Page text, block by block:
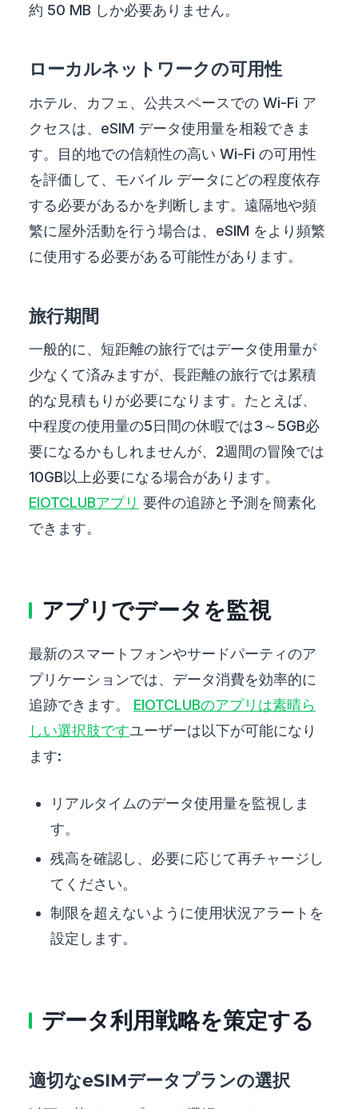
約 50 MB しか必要ありません。
ローカルネットワークの可用性
ホテル、カフェ、公共スペースでの Wi-Fi ア
クセスは、eSIM データ使用量を相殺できま
す。目的地での信頼性の高い Wi-Fi の可用性
を評価して、モバイル データにどの程度依存
する必要があるかを判断します。遠隔地や頻
繁に屋外活動を行う場合は、eSIM をより頻繁
に使用する必要がある可能性があります。
旅行期間
一般的に、短距離の旅行ではデータ使用量が
少なくて済みますが、長距離の旅行では累積
的な見積もりが必要になります。たとえば、
中程度の使用量の5日間の休暇では3～5GB必
要になるかもしれませんが、2週間の冒険では
10GB以上必要になる場合があります。
EIOTCLUBアプリ 要件の追跡と予測を簡素化
できます。
アプリでデータを監視
最新のスマートフォンやサードパーティのア
プリケーションでは、データ消費を効率的に
追跡できます。 EIOTCLUBのアプリは素晴ら
しい選択肢ですユーザーは以下が可能になり
ます:
リアルタイムのデータ使用量を監視しま
す。
残高を確認し、必要に応じて再チャージし
てください。
制限を超えないように使用状況アラートを
設定します。
データ利用戦略を策定する
適切なeSIMデータプランの選択